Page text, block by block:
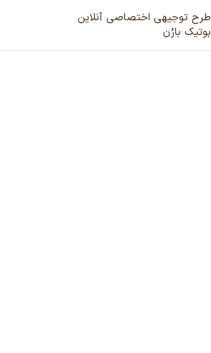
طرح توجیهی اختصاصی آنلاین
بوتیک بارُن